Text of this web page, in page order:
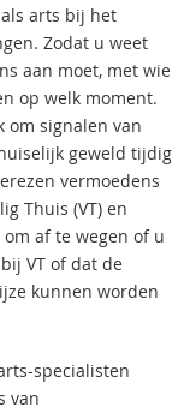
arts bij het
Zodat u weet
aan moet, met wie
op welk moment.
om signalen van
geweld tijdig
vermoedens
Thuis (VT) en
af te wegen of u
VT of dat de
kunnen worden
specialisten
van